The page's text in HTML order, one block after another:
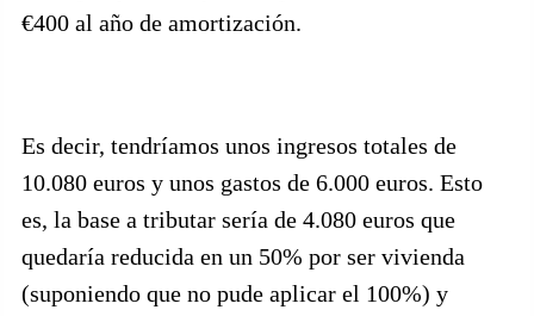
€400 al año de amortización.
Es decir, tendríamos unos ingresos totales de
10.080 euros y unos gastos de 6.000 euros. Esto
es, la base a tributar sería de 4.080 euros que
quedaría reducida en un 50% por ser vivienda
(suponiendo que no pude aplicar el 100%) y